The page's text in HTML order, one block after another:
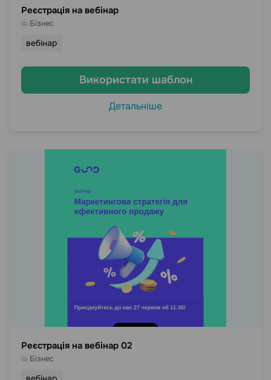
Реєстрація на вебінар
Бізнес
вебінар
Використати шаблон
Детальніше
Реєстрація на вебінар 02
Бізнес